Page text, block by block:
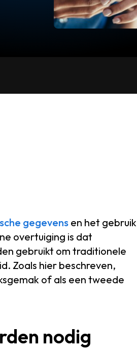
gegevensen het gebruik
overtuiging is dat
gebruikt om traditionele
Zoals hier beschreven,
of als een tweede
nodig